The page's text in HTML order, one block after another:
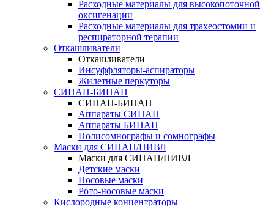
Расходные материалы для высокопоточной
оксигенации
Расходные материалы для трахеостомии и
респираторной терапии
Откашливатели
Откашливатели
Инсуффляторы-аспираторы
Жилетные перкуторы
CИПАП-БИПАП
CИПАП-БИПАП
Аппараты СИПАП
Аппараты БИПАП
Полисомнографы и сомнографы
Маски для СИПАП/НИВЛ
Маски для СИПАП/НИВЛ
Детские маски
Носовые маски
Рото-носовые маски
Кислородные концентраторы